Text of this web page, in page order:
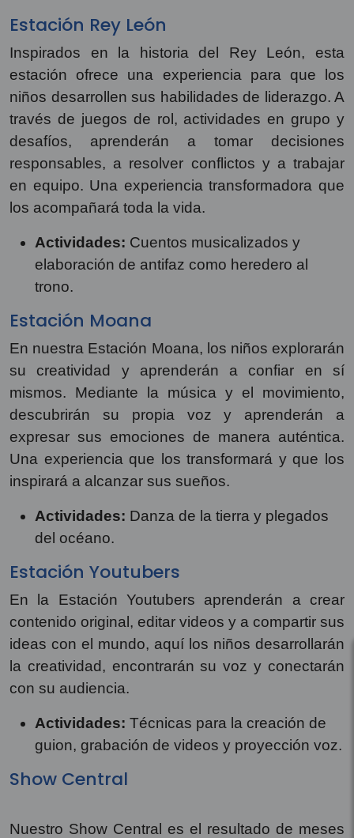
Estación Rey León
Inspirados en la historia del Rey León, esta
estación ofrece una experiencia para que los
niños desarrollen sus habilidades de liderazgo. A
través de juegos de rol, actividades en grupo y
desafíos, aprenderán a tomar decisiones
responsables, a resolver conflictos y a trabajar
en equipo. Una experiencia transformadora que
los acompañará toda la vida.
Actividades: Cuentos musicalizados y
elaboración de antifaz como heredero al
trono.
Estación Moana
En nuestra Estación Moana, los niños explorarán
su creatividad y aprenderán a confiar en sí
mismos. Mediante la música y el movimiento,
descubrirán su propia voz y aprenderán a
expresar sus emociones de manera auténtica.
Una experiencia que los transformará y que los
inspirará a alcanzar sus sueños.
Actividades: Danza de la tierra y plegados
del océano.
Estación Youtubers
En la Estación Youtubers aprenderán a crear
contenido original, editar videos y a compartir sus
ideas con el mundo, aquí los niños desarrollarán
la creatividad, encontrarán su voz y conectarán
con su audiencia.
Actividades: Técnicas para la creación de
guion, grabación de videos y proyección voz.
Show Central
Nuestro Show Central es el resultado de meses